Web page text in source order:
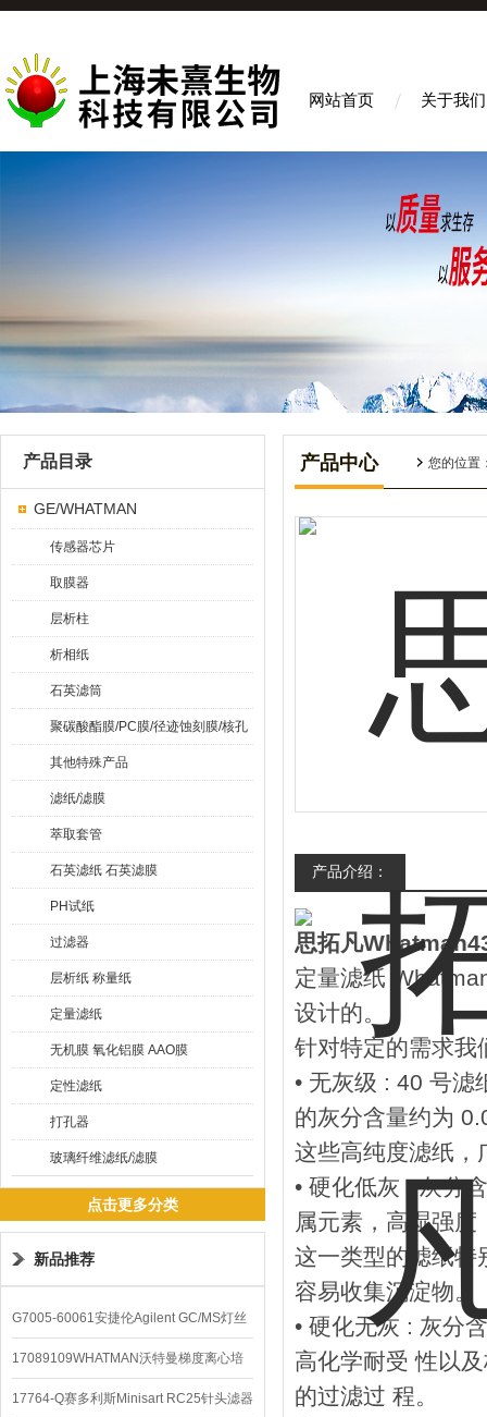
网站首页 关于我们
产品目录
GE/WHATMAN
传感器芯片
取膜器
层析柱
析相纸
石英滤筒
聚碳酸酯膜/PC膜/径迹蚀刻膜/核孔
膜
其他特殊产品
滤纸/滤膜
萃取套管
石英滤纸 石英滤膜
PH试纸
过滤器
层析纸 称量纸
定量滤纸
无机膜 氧化铝膜 AAO膜
定性滤纸
打孔器
玻璃纤维滤纸/滤膜
点击更多分类
新品推荐
G7005-60061安捷伦Agilent GC/MS灯丝
配件
17089109WHATMAN沃特曼梯度离心培
养基
17764-Q赛多利斯Minisart RC25针头滤器
产品中心 您的位置
产品介绍：
思拓凡
定量滤纸
设计的。
针对特定的需求我
• 无灰级 : 40 号
的灰分含量约为
这些高纯度滤纸，
• 硬化低灰 : 灰分
属元素，高湿强度
这一类型的滤纸特
容易收集沉淀物。
• 硬化无灰 : 灰分
高化学耐受 性以
的过滤过 程。